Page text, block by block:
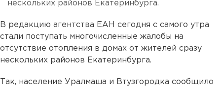
нескольких районов Екатеринбурга.
В редакцию агентства ЕАН сегодня с самого утра
стали поступать многочисленные жалобы на
отсутствие отопления в домах от жителей сразу
нескольких районов Екатеринбурга.
Так, население Уралмаша и Втузгородка сообщило